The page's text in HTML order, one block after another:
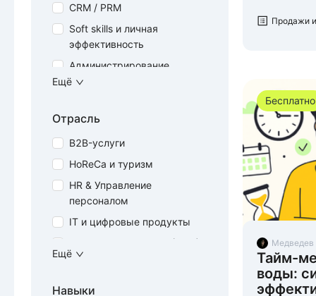
CRM / PRM
Soft skills и личная
эффективность
Администрирование
Аналитика и данные
труда
Кадровое
администрирование
Клиентоориентированность
Коммуникации и
презентации
Лидерство и управление
проектами
Ещё
Отрасль
B2B-услуги
HoReCa и туризм
HR & Управление
персоналом
IT и цифровые продукты
Банкротство физлиц (БФЛ)
Ещё
Навыки
Продажи
Бесплатно
Медведев
Тайм-
воды: